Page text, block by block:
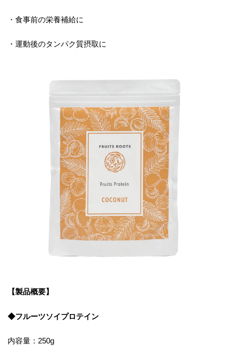
・食事前の栄養補給に
・運動後のタンパク質摂取に
【製品概要】
◆フルーツソイプロテイン
内容量：250g